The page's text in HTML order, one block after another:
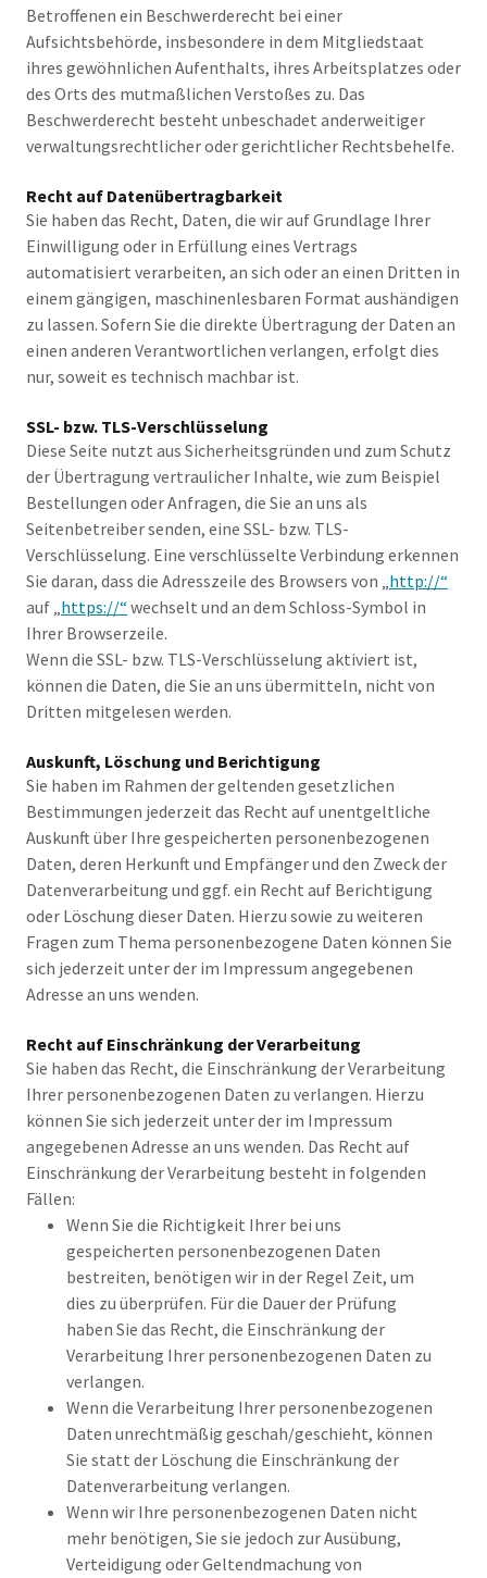
Betroffenen ein Beschwerderecht bei einer
Aufsichtsbehörde, insbesondere in dem Mitgliedstaat
ihres gewöhnlichen Aufenthalts, ihres Arbeitsplatzes oder
des Orts des mutmaßlichen Verstoßes zu. Das
Beschwerderecht besteht unbeschadet anderweitiger
verwaltungsrechtlicher oder gerichtlicher Rechtsbehelfe.
Recht auf Datenübertragbarkeit
Sie haben das Recht, Daten, die wir auf Grundlage Ihrer
Einwilligung oder in Erfüllung eines Vertrags
automatisiert verarbeiten, an sich oder an einen Dritten in
einem gängigen, maschinenlesbaren Format aushändigen
zu lassen. Sofern Sie die direkte Übertragung der Daten an
einen anderen Verantwortlichen verlangen, erfolgt dies
nur, soweit es technisch machbar ist.
SSL- bzw. TLS-Verschlüsselung
Diese Seite nutzt aus Sicherheitsgründen und zum Schutz
der Übertragung vertraulicher Inhalte, wie zum Beispiel
Bestellungen oder Anfragen, die Sie an uns als
Seitenbetreiber senden, eine SSL- bzw. TLS-
Verschlüsselung. Eine verschlüsselte Verbindung erkennen
Sie daran, dass die Adresszeile des Browsers von „http://“
auf „https://“ wechselt und an dem Schloss-Symbol in
Ihrer Browserzeile.
Wenn die SSL- bzw. TLS-Verschlüsselung aktiviert ist,
können die Daten, die Sie an uns übermitteln, nicht von
Dritten mitgelesen werden.
Auskunft, Löschung und Berichtigung
Sie haben im Rahmen der geltenden gesetzlichen
Bestimmungen jederzeit das Recht auf unentgeltliche
Auskunft über Ihre gespeicherten personenbezogenen
Daten, deren Herkunft und Empfänger und den Zweck der
Datenverarbeitung und ggf. ein Recht auf Berichtigung
oder Löschung dieser Daten. Hierzu sowie zu weiteren
Fragen zum Thema personenbezogene Daten können Sie
sich jederzeit unter der im Impressum angegebenen
Adresse an uns wenden.
Recht auf Einschränkung der Verarbeitung
Sie haben das Recht, die Einschränkung der Verarbeitung
Ihrer personenbezogenen Daten zu verlangen. Hierzu
können Sie sich jederzeit unter der im Impressum
angegebenen Adresse an uns wenden. Das Recht auf
Einschränkung der Verarbeitung besteht in folgenden
Fällen:
Wenn Sie die Richtigkeit Ihrer bei uns
gespeicherten personenbezogenen Daten
bestreiten, benötigen wir in der Regel Zeit, um
dies zu überprüfen. Für die Dauer der Prüfung
haben Sie das Recht, die Einschränkung der
Verarbeitung Ihrer personenbezogenen Daten zu
verlangen.
Wenn die Verarbeitung Ihrer personenbezogenen
Daten unrechtmäßig geschah/geschieht, können
Sie statt der Löschung die Einschränkung der
Datenverarbeitung verlangen.
Wenn wir Ihre personenbezogenen Daten nicht
mehr benötigen, Sie sie jedoch zur Ausübung,
Verteidigung oder Geltendmachung von